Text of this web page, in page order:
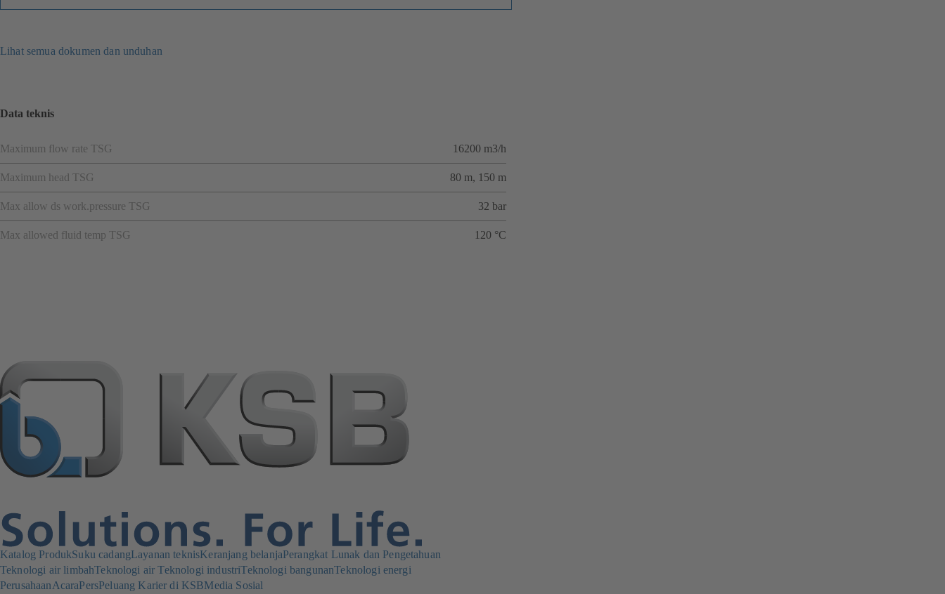
Lihat semua dokumen dan unduhan
Data teknis
Maximum flow rate TSG 16200 m3/h
Maximum head TSG 80 m, 150 m
Max allow ds work.pressure TSG 32 bar
Max allowed fluid temp TSG 120 °C
Katalog ProdukSuku cadangLayanan teknisKeranjang belanjaPerangkat Lunak dan Pengetahuan
Teknologi air limbahTeknologi airTeknologi industriTeknologi bangunanTeknologi energi
PerusahaanAcaraPersPeluang Karier di KSBMedia Sosial